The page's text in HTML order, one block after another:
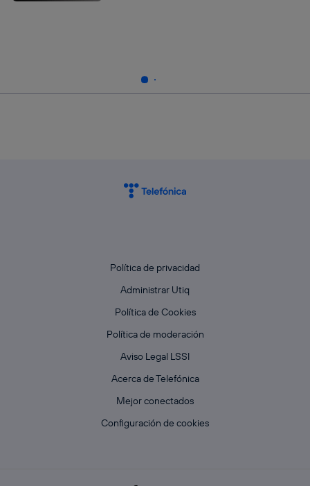
Política de privacidad
Administrar Utiq
Política de Cookies
Política de moderación
Aviso Legal LSSI
Acerca de Telefónica
Mejor conectados
Configuración de cookies